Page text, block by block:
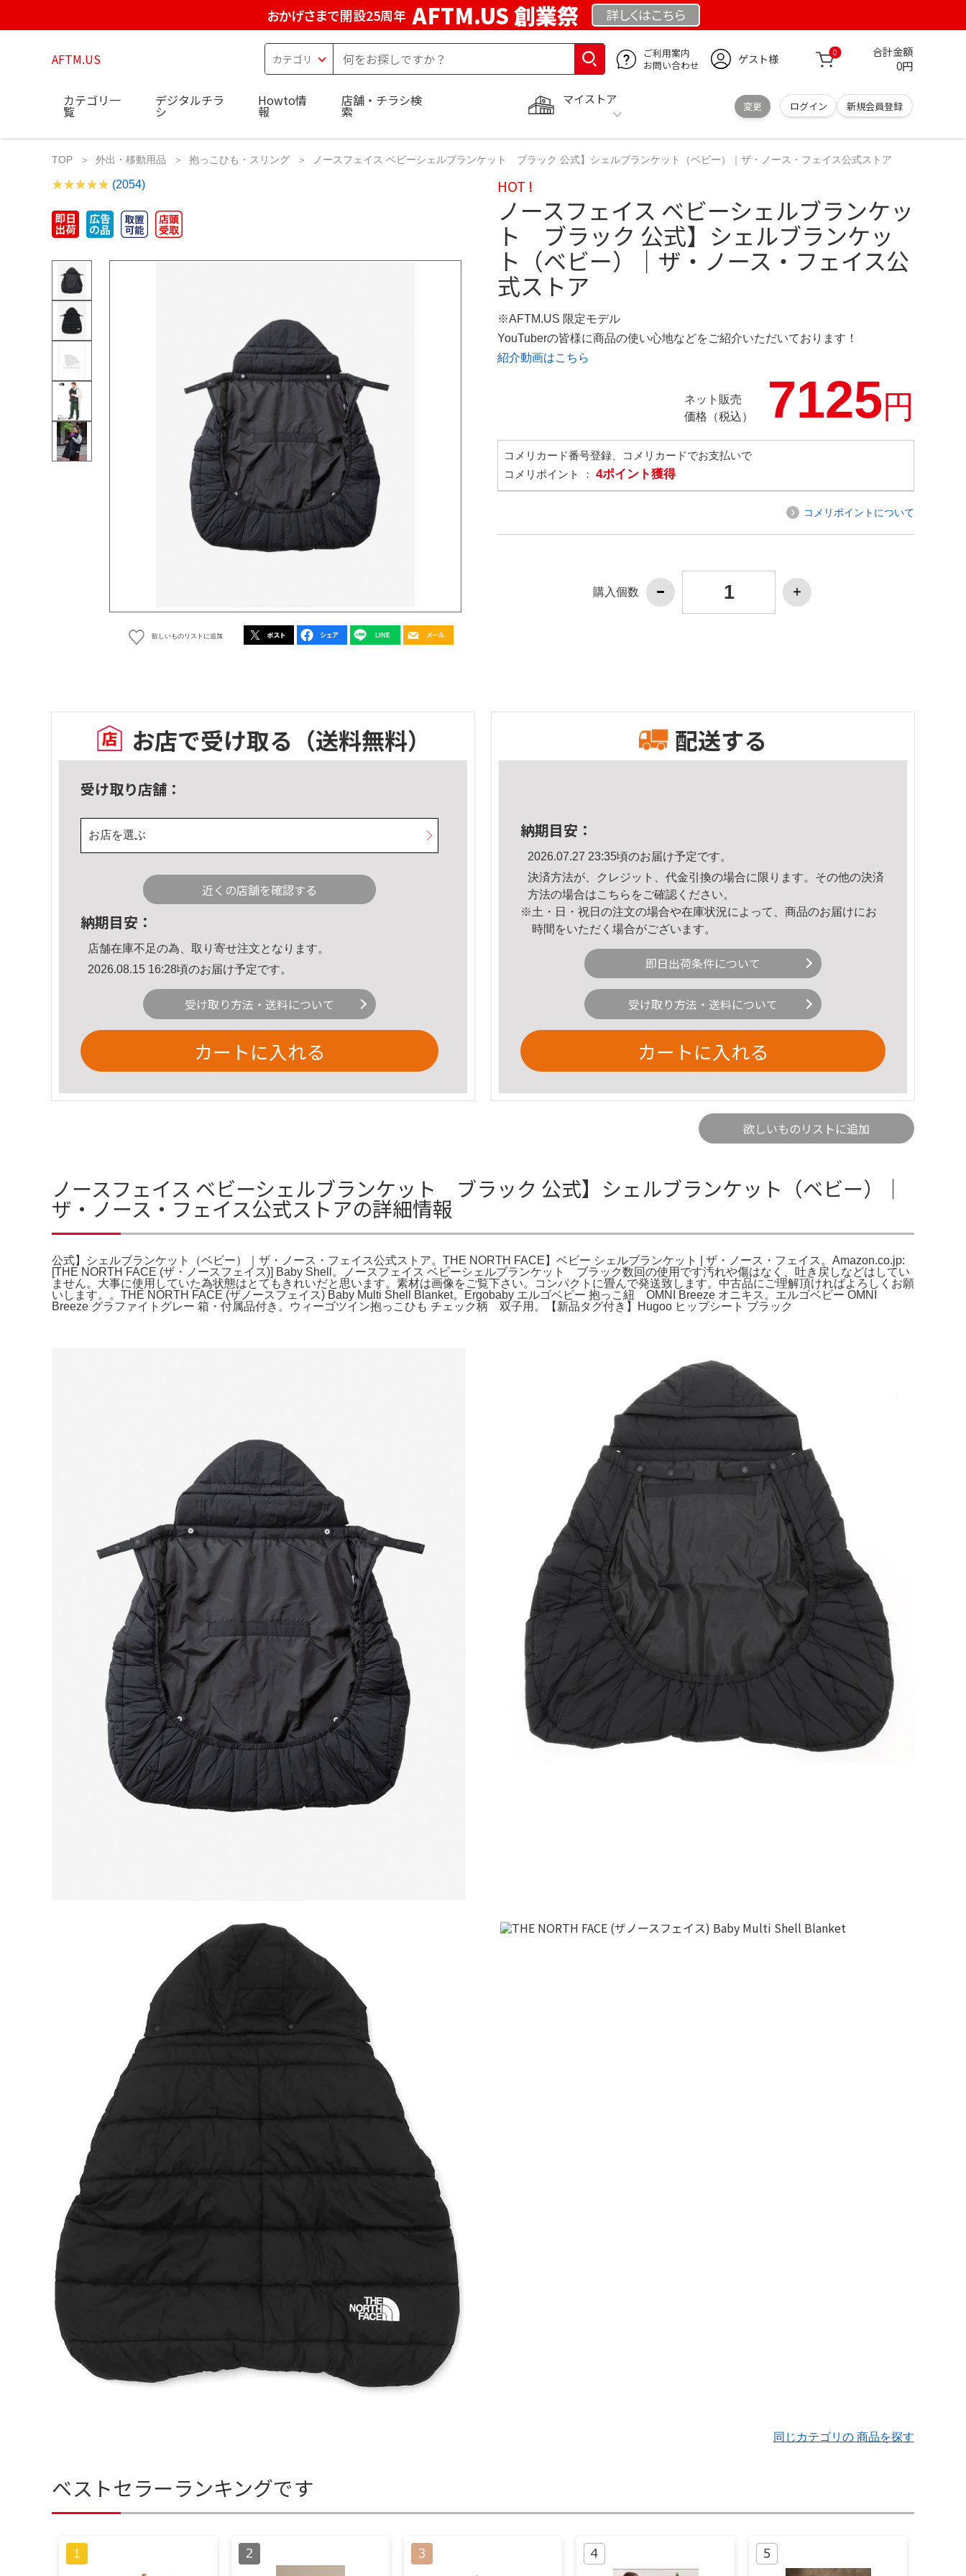
おかげさまで開設25周年 AFTM.US 創業祭 詳しくはこちら
AFTM.US
ご利用案内
お問い合わせ
ゲスト様 0 合計金額
0円
マイストア
変更 ログイン 新規会員登録
カテゴリ一
覧
デジタルチラ
シ
Howto情
報
店舗・チラシ検
索
TOP 外出・移動用品 抱っこひも・スリング ノースフェイス ベビーシェルブランケット ブラック 公式】シェルブランケット（ベビー）｜ザ・ノース・フェイス公式ストア
(2054)
欲しいものリストに追加
HOT !
ノースフェイス ベビーシェルブランケッ
ト ブラック 公式】シェルブランケッ
ト（ベビー）｜ザ・ノース・フェイス公
式ストア
※AFTM.US 限定モデル
YouTuberの皆様に商品の使い心地などをご紹介いただいております！
紹介動画はこちら
ネット販売
価格（税込）
7125円
コメリカード番号登録、コメリカードでお支払いで
コメリポイント ： 4ポイント獲得
コメリポイントについて
購入個数
お店で受け取る （送料無料）
受け取り店舗：
お店を選ぶ
近くの店舗を確認する
納期目安：
店舗在庫不足の為、取り寄せ注文となります。
2026.08.15 16:28頃のお届け予定です。
受け取り方法・送料について
カートに入れる
配送する
納期目安：
2026.07.27 23:35頃のお届け予定です。
決済方法が、クレジット、代金引換の場合に限ります。その他の決済
方法の場合はこちら をご確認ください。
※土・日・祝日の注文の場合や在庫状況によって、商品のお届けにお
時間をいただく場合がございます。
即日出荷条件について
受け取り方法・送料について
カートに入れる
欲しいものリストに追加
ノースフェイス ベビーシェルブランケット ブラック 公式】シェルブランケット（ベビー）｜
ザ・ノース・フェイス公式ストアの詳細情報
公式】シェルブランケット（ベビー）｜ザ・ノース・フェイス公式ストア。THE NORTH FACE】ベビー シェルブランケット | ザ・ノース・フェイス。Amazon.co.jp:
[THE NORTH FACE (ザ・ノースフェイス)] Baby Shell。ノースフェイス ベビーシェルブランケット ブラック数回の使用です汚れや傷はなく、吐き戻しなどはしてい
ません。大事に使用していた為状態はとてもきれいだと思います。素材は画像をご覧下さい。コンパクトに畳んで発送致します。中古品にご理解頂ければよろしくお願
いします。。THE NORTH FACE (ザノースフェイス) Baby Multi Shell Blanket。Ergobaby エルゴベビー 抱っこ紐 OMNI Breeze オニキス。エルゴベビー OMNI
Breeze グラファイトグレー 箱・付属品付き。ウィーゴツイン抱っこひも チェック柄 双子用。【新品タグ付き】Hugoo ヒップシート ブラック
同じカテゴリの 商品を探す
ベストセラーランキングです